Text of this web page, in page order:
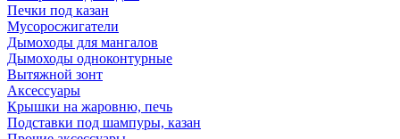
Печки под казан
Мусоросжигатели
Дымоходы для мангалов
Дымоходы одноконтурные
Вытяжной зонт
Аксессуары
Крышки на жаровню, печь
Подставки под шампуры, казан